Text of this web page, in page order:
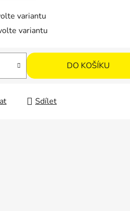
variantu
variantu
DO KOŠÍKU
Sdílet